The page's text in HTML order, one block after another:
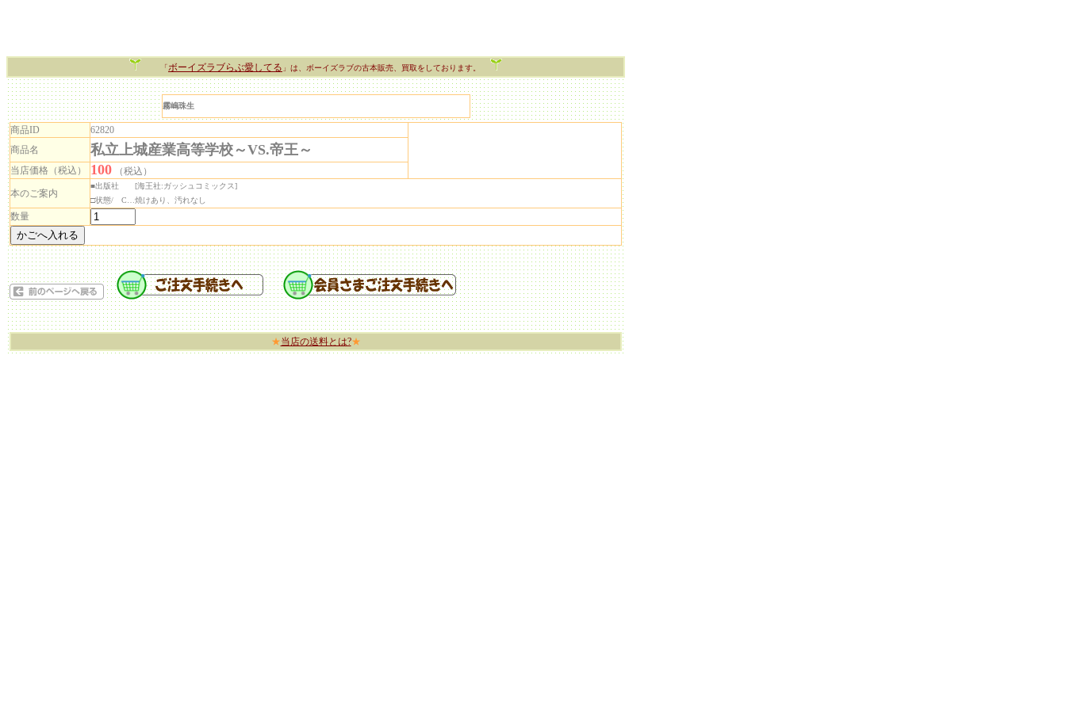
「ボーイズラブらぶ愛してる 」は、ボーイズラブの古本販売、買取をしております。
霧嶋珠生
商品ID
62820
商品名
私立上城産業高等学校～VS.帝王～
当店価格（税込） 100
（税込）
本のご案内
■出版社 [海王社:ガッシュコミックス]
□状態/ C…焼けあり、汚れなし
数量
★当店の送料とは?★